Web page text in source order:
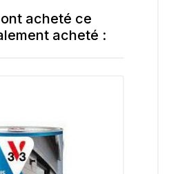
acheté ce
acheté :